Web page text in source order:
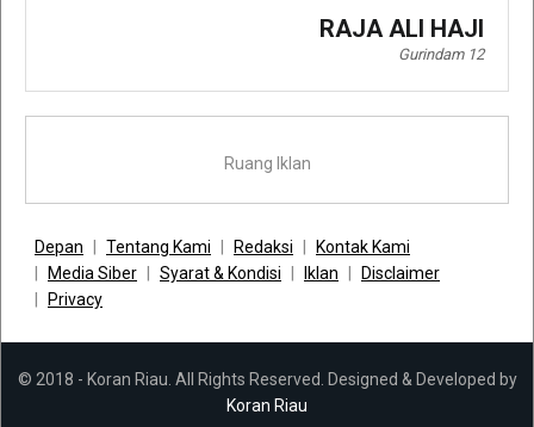
RAJA ALI HAJI
Gurindam 12
Ruang Iklan
Depan Tentang Kami Redaksi
Kontak Kami
Media Siber
Syarat & Kondisi Iklan
Disclaimer
Privacy
© 2018 - Koran Riau. All Rights Reserved. Designed & Developed by
Koran Riau